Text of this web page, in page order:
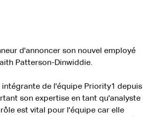
d'annoncer son nouvel employé
Patterson-Dinwiddie.
intégrante de l'équipe Priority1 depuis
son expertise en tant qu'analyste
est vital pour l'équipe car elle